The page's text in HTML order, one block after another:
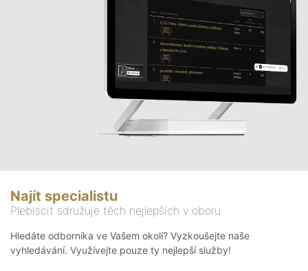
Najít specialistu
Plebiscit sdružuje těch nejlepších v oboru
Hledáte odborníka ve Vašem okolí? Vyzkoušejte naše
vyhledávání. Využívejte pouze ty nejlepší služby!